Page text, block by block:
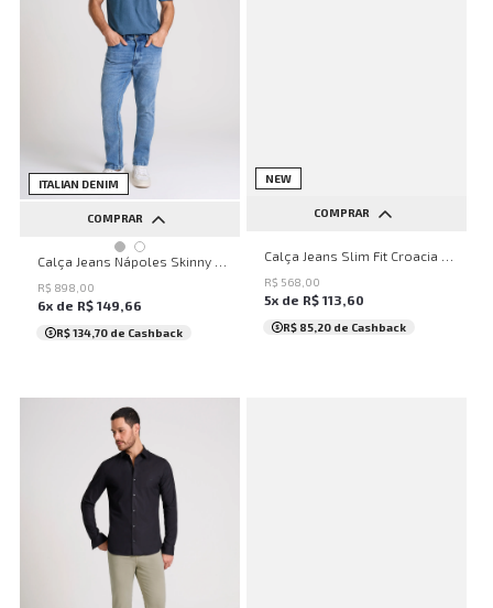
NEW
ITALIAN DENIM
COMPRAR
38 40 42 44 46
R$ 898 00
6x de R$ 149,66
R$ 134,70 de Cashback
NEW
COMPRAR
36 38 40 42 44
R$ 568 00
5x de R$ 113 60
R$ 85,20 de Cashback